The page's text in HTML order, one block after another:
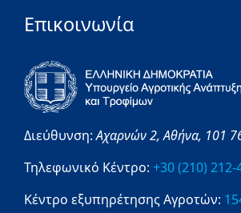
Επικοινωνία
Διεύθυνση:Αχαρνών 2,Αθήνα, 101
Τηλεφωνικό Κέντρο: +30 (210) 212-
Κέντρο εξυπηρέτησης Αγροτών: